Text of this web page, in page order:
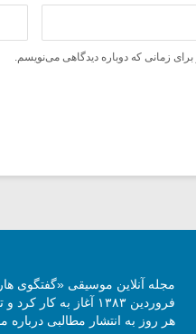
زمانی که دوباره دیدگاهی می‌نویسم.
فروردین ۱۳۸۳ آغاز به
هر روز به انتشار مطالبی درباره